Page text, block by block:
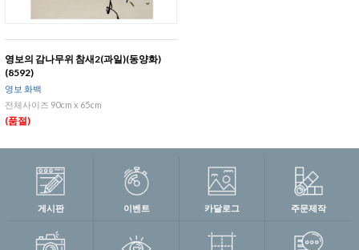
영보의 감나무위 참새2(과일)(동양화)
(8592)
영보 화백
전체사이즈 90cm x 65cm
(품절)
게시판 이벤트 카달로그 주문제작